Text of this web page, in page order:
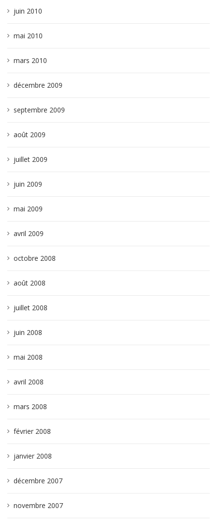
juin 2010
mai 2010
mars 2010
décembre 2009
septembre 2009
août 2009
juillet 2009
juin 2009
mai 2009
avril 2009
octobre 2008
août 2008
juillet 2008
juin 2008
mai 2008
avril 2008
mars 2008
février 2008
janvier 2008
décembre 2007
novembre 2007